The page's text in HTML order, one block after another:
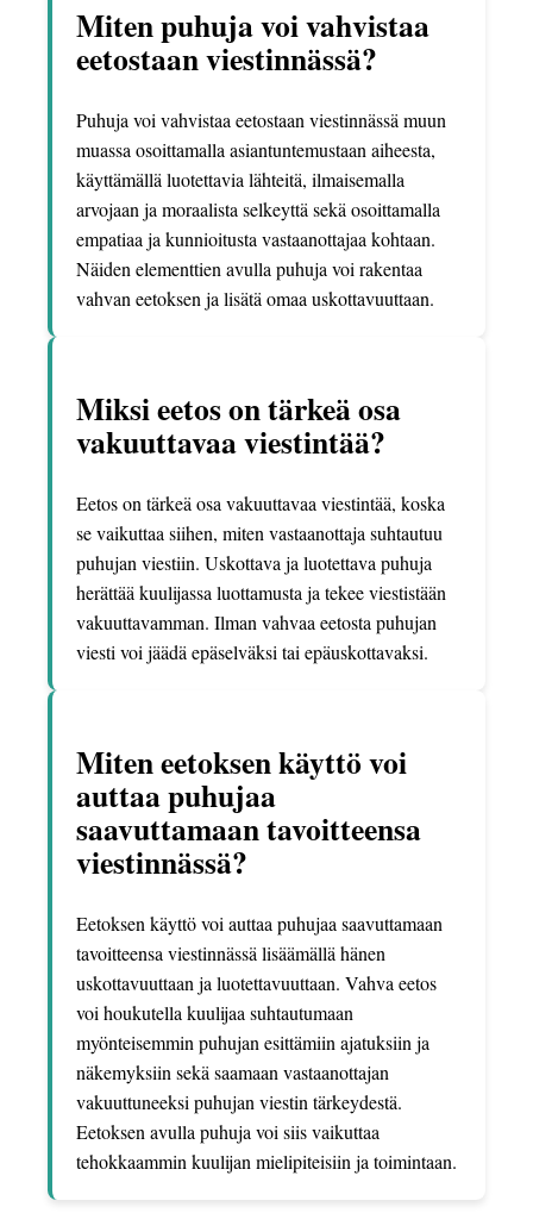
Miten puhuja voi vahvistaa
eetostaan viestinnässä?
Puhuja voi vahvistaa eetostaan viestinnässä muun
muassa osoittamalla asiantuntemustaan aiheesta,
käyttämällä luotettavia lähteitä, ilmaisemalla
arvojaan ja moraalista selkeyttä sekä osoittamalla
empatiaa ja kunnioitusta vastaanottajaa kohtaan.
Näiden elementtien avulla puhuja voi rakentaa
vahvan eetoksen ja lisätä omaa uskottavuuttaan.
Miksi eetos on tärkeä osa
vakuuttavaa viestintää?
Eetos on tärkeä osa vakuuttavaa viestintää, koska
se vaikuttaa siihen, miten vastaanottaja suhtautuu
puhujan viestiin. Uskottava ja luotettava puhuja
herättää kuulijassa luottamusta ja tekee viestistään
vakuuttavamman. Ilman vahvaa eetosta puhujan
viesti voi jäädä epäselväksi tai epäuskottavaksi.
Miten eetoksen käyttö voi
auttaa puhujaa
saavuttamaan tavoitteensa
viestinnässä?
Eetoksen käyttö voi auttaa puhujaa saavuttamaan
tavoitteensa viestinnässä lisäämällä hänen
uskottavuuttaan ja luotettavuuttaan. Vahva eetos
voi houkutella kuulijaa suhtautumaan
myönteisemmin puhujan esittämiin ajatuksiin ja
näkemyksiin sekä saamaan vastaanottajan
vakuuttuneeksi puhujan viestin tärkeydestä.
Eetoksen avulla puhuja voi siis vaikuttaa
tehokkaammin kuulijan mielipiteisiin ja toimintaan.